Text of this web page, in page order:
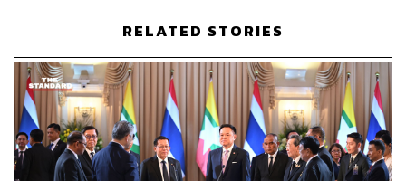
ระมัดระวังในปีนี้คือ บมจ.เอสซีบี เอกซ์ (SCB) และธนาคาร
เกียรตินาคินภัทร (KKP)
SCB แม้ว่า NPL จะเพิ่มขึ้นเพียง 0.1% แต่ในรายละเอียดจะ
เห็นว่า NPL ใหม่เพิ่มขึ้นมาก และในปีนี้บริษัทไม่ได้ให้ข้อมูล
ว่า NPL ที่เพิ่มเข้ามาใหม่นี้เกิดจากลูกค้ากลุ่มใดเป็นพิเศษ แต่
โดยรวมถือว่าเป็นลบต่อคุณภาพของสินทรัพย์
RELATED STORIES